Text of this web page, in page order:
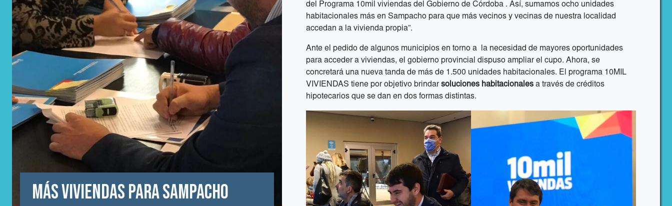
Más viviendas para Sampacho
del Programa 10mil viviendas del Gobierno de Córdoba . Así, sumamos ocho unidades
habitacionales más en Sampacho para que más vecinos y vecinas de nuestra localidad
accedan a la vivienda propia”.
Ante el pedido de algunos municipios en torno a la necesidad de mayores oportunidades
para acceder a viviendas, el gobierno provincial dispuso ampliar el cupo. Ahora, se
concretará una nueva tanda de más de 1.500 unidades habitacionales. El programa 10MIL
VIVIENDAS tiene por objetivo brindarsoluciones habitacionales a través de créditos
hipotecarios que se dan en dos formas distintas.